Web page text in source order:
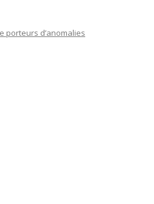
porteurs d’anomalies